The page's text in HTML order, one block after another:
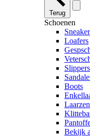
Terug
Schoenen
Loafers
Slippers
Boots
Laarzen
Bekijk